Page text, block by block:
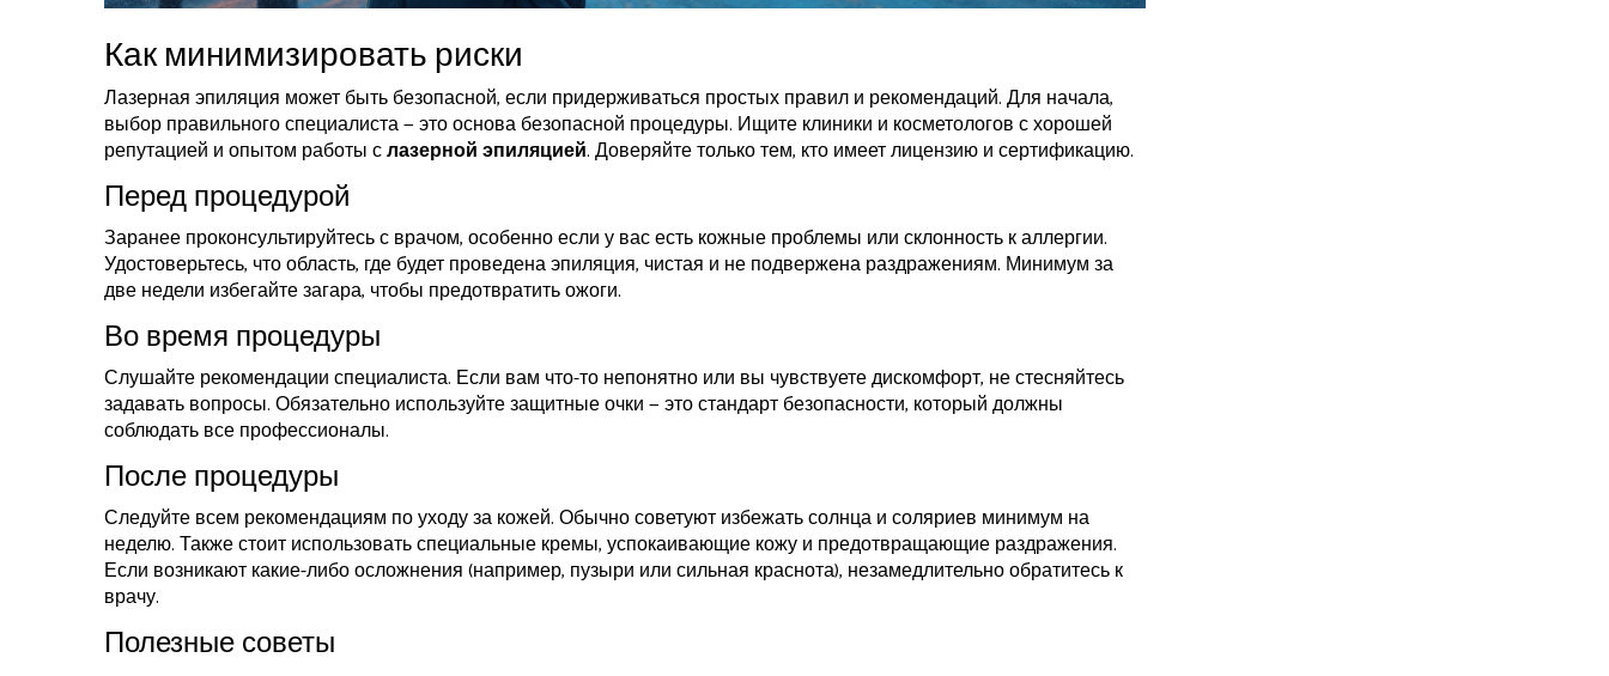
Как минимизировать риски
Лазерная эпиляция может быть безопасной, если придерживаться простых правил и рекомендаций. Для начала,
выбор правильного специалиста — это основа безопасной процедуры. Ищите клиники и косметологов с хорошей
репутацией и опытом работы слазерной эпиляцией. Доверяйте только тем, кто имеет лицензию и сертификацию.
Перед процедурой
Заранее проконсультируйтесь с врачом, особенно если у вас есть кожные проблемы или склонность к аллергии.
Удостоверьтесь, что область, где будет проведена эпиляция, чистая и не подвержена раздражениям. Минимум за
две недели избегайте загара, чтобы предотвратить ожоги.
Во время процедуры
Слушайте рекомендации специалиста. Если вам что-то непонятно или вы чувствуете дискомфорт, не стесняйтесь
задавать вопросы. Обязательно используйте защитные очки — это стандарт безопасности, который должны
соблюдать все профессионалы.
После процедуры
Следуйте всем рекомендациям по уходу за кожей. Обычно советуют избежать солнца и соляриев минимум на
неделю. Также стоит использовать специальные кремы, успокаивающие кожу и предотвращающие раздражения.
Если возникают какие-либо осложнения (например, пузыри или сильная краснота), незамедлительно обратитесь к
врачу.
Полезные советы